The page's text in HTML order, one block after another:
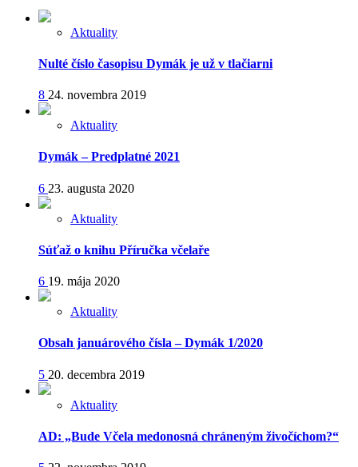
Aktuality
Nulté číslo časopisu Dymák je už v tlačiarni
8 24. novembra 2019
Aktuality
Dymák – Predplatné 2021
6 23. augusta 2020
Aktuality
Súťaž o knihu Příručka včelaře
6 19. mája 2020
Aktuality
Obsah januárového čísla – Dymák 1/2020
5 20. decembra 2019
Aktuality
AD: „Bude Včela medonosná chráneným živočíchom?“